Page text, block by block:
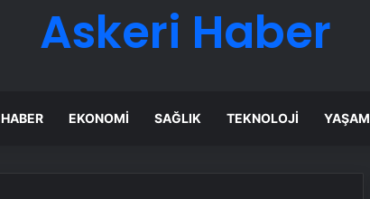
Askeri Haber
HABER EKONOMI SAĞLIK TEKNOLOJI YAŞAM